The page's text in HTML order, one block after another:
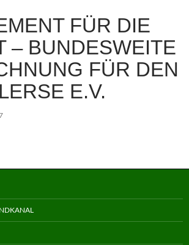
FÜR DIE
– BUNDESWEITE
FÜR DEN
E.V.